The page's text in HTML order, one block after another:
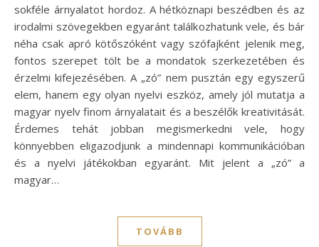
sokféle árnyalatot hordoz. A hétköznapi beszédben és az
irodalmi szövegekben egyaránt találkozhatunk vele, és bár
néha csak apró kötőszóként vagy szófajként jelenik meg,
fontos szerepet tölt be a mondatok szerkezetében és
érzelmi kifejezésében. A „zó” nem pusztán egy egyszerű
elem, hanem egy olyan nyelvi eszköz, amely jól mutatja a
magyar nyelv finom árnyalatait és a beszélők kreativitását.
Érdemes tehát jobban megismerkedni vele, hogy
könnyebben eligazodjunk a mindennapi kommunikációban
és a nyelvi játékokban egyaránt. Mit jelent a „zó” a
magyar…
TOVÁBB